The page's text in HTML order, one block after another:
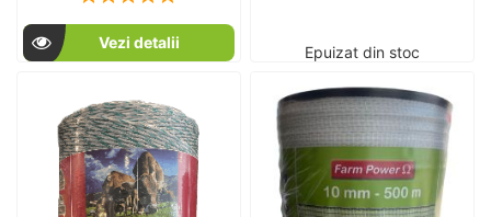
Vezi detalii
Epuizat din stoc